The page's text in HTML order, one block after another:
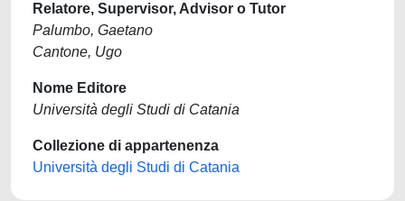
Relatore, Supervisor, Advisor o Tutor
Palumbo, Gaetano
Cantone, Ugo
Nome Editore
Università degli Studi di Catania
Collezione di appartenenza
Università degli Studi di Catania